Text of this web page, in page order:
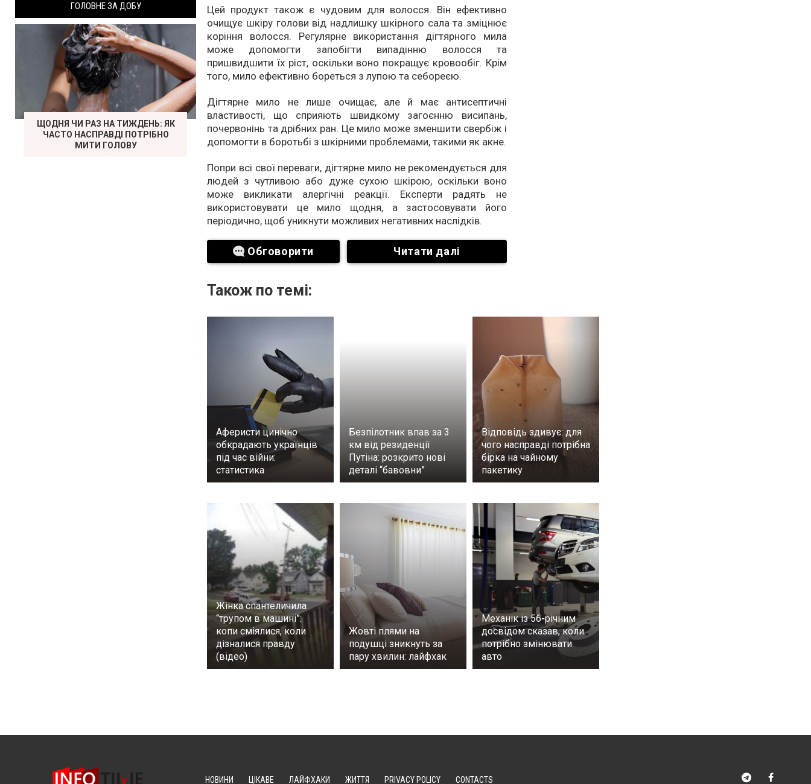
Цей продукт також є чудовим для волосся. Він ефективно
очищує шкіру голови від надлишку шкірного сала та зміцнює
коріння волосся. Регулярне використання дігтярного мила
може допомогти запобігти випадінню волосся та
пришвидшити їх ріст, оскільки воно покращує кровообіг. Крім
того, мило ефективно бореться з лупою та себореєю.
Дігтярне мило не лише очищає, але й має антисептичні
властивості, що сприяють швидкому загоєнню висипань,
почервонінь та дрібних ран. Це мило може зменшити свербіж і
допомогти в боротьбі з шкірними проблемами, такими як акне.
Попри всі свої переваги, дігтярне мило не рекомендується для
людей з чутливою або дуже сухою шкірою, оскільки воно
може викликати алергічні реакції. Експерти радять не
використовувати це мило щодня, а застосовувати його
періодично, щоб уникнути можливих негативних наслідків.
Обговорити Читати далі
Також по темі:
Аферисти цинічно
обкрадають українців
під час війни:
статистика
Безпілотник впав за 3
км від резиденції
Путіна: розкрито нові
деталі “бавовни”
Відповідь здивує: для
чого насправді потрібна
бірка на чайному
пакетику
Жінка спантеличила
“трупом в машині”:
копи сміялися, коли
дізналися правду
(відео)
Жовті плями на
подушці зникнуть за
пару хвилин: лайфхак
Механік із 56-річним
досвідом сказав, коли
потрібно змінювати
авто
ГОЛОВНЕ ЗА ДОБУ
ЩОДНЯ ЧИ РАЗ НА ТИЖДЕНЬ: ЯК
ЧАСТО НАСПРАВДІ ПОТРІБНО
МИТИ ГОЛОВУ
НОВИНИ ЦІКАВЕ ЛАЙФХАКИ ЖИТТЯ PRIVACY POLICY CONTACTS